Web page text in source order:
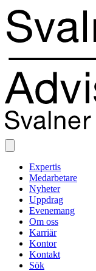
Expertis
Medarbetare
Nyheter
Uppdrag
Evenemang
Om oss
Karriär
Kontor
Kontakt
Sök